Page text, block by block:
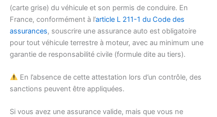
(carte grise) du véhicule et son permis de conduire. En
France, conformément à l’article L 211-1 du Code des
assurances, souscrire une assurance auto est obligatoire
pour tout véhicule terrestre à moteur, avec au minimum une
garantie de responsabilité civile (formule dite au tiers).
En l’absence de cette attestation lors d’un contrôle, des
sanctions peuvent être appliquées.
Si vous avez une assurance valide, mais que vous ne